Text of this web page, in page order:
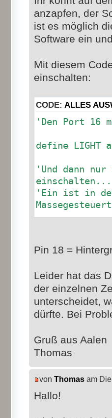
anzapfen, der
ist es möglich
Software ein
Mit diesem
einschalten:
CODE: ALLES
'Den Port 16
define LIGHT
'Und dann nur
einschalten...
'Ein ist in
Pin 18 =
Leider hat das
der einzelnen
unterscheidet,
dürfte. Bei
Gruß aus Aalen
Thomas
von Thomas am
Hallo!